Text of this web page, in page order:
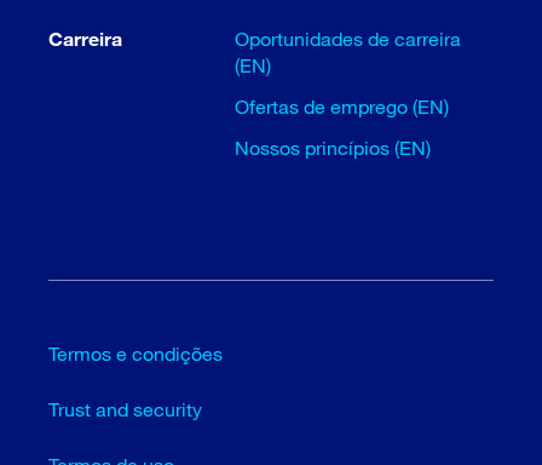
Carreira
Oportunidades de carreira
(EN)
Ofertas de emprego (EN)
Nossos princípios (EN)
Termos e condições
Trust and security